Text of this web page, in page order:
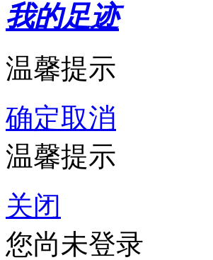
我的足迹
温馨提示
确定取消
温馨提示
关闭
您尚未登录